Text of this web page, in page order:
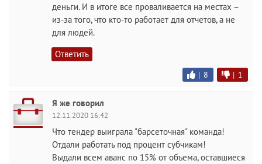
деньги. И в итоге все проваливается на местах –
из-за того, что кто-то работает для отчетов, а не
для людей.
Ответить
| 8 | 1
Я же говорил
12.11.2020 16:42
Что тендер выиграла "барсеточная" команда!
Отдали работать под процент субчикам!
Выдали всем аванс по 15% от объема, оставшиеся